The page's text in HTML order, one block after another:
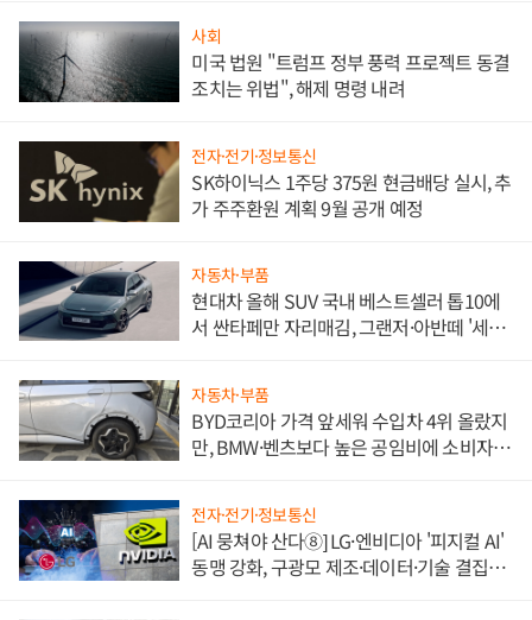
사회
미국 법원 "트럼프 정부 풍력 프로젝트 동결
조치는 위법", 해제 명령 내려
전자·전기·정보통신
SK하이닉스 1주당 375원 현금배당 실시, 추
가 주주환원 계획 9월 공개 예정
자동차·부품
현대차 올해 SUV 국내 베스트셀러 톱10에
서 싼타페만 자리매김, 그랜저·아반떼 '세단
자동차·부품
BYD코리아 가격 앞세워 수입차 4위 올랐지
만, BMW·벤츠보다 높은 공임비에 소비자
전자·전기·정보통신
[AI 뭉쳐야 산다⑧] LG·엔비디아 '피지컬 AI'
동맹 강화, 구광모 제조·데이터·기술 결집